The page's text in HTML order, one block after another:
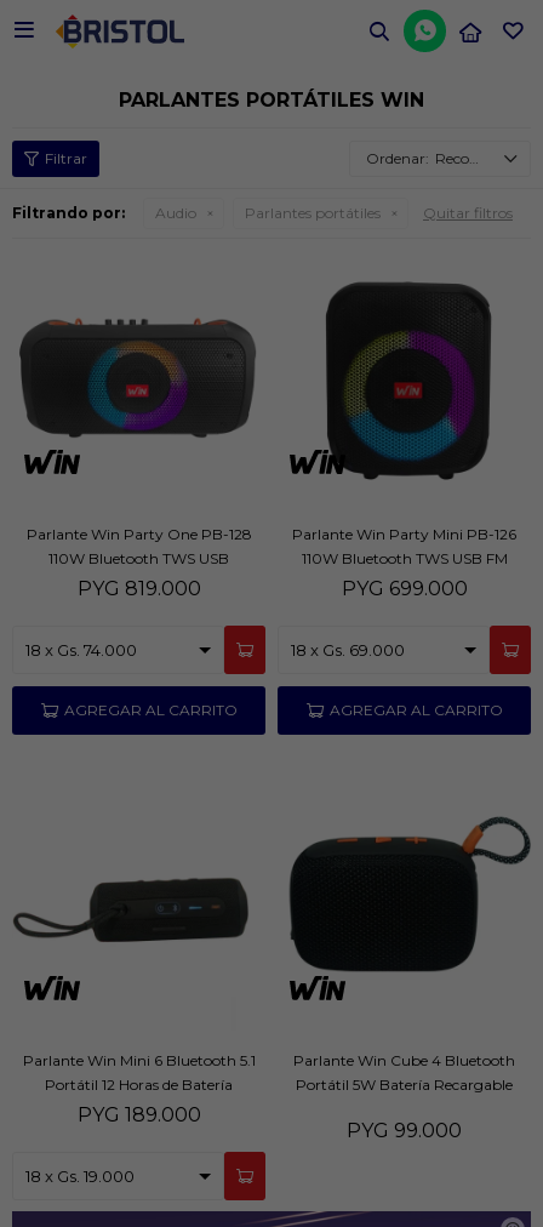


PARLANTES PORTÁTILES WIN
Recomendados
Filtrando por: Audio Parlantes portátiles Quitar filtros
Parlante Win Party One PB-128
110W Bluetooth TWS USB
PYG 819.000
Parlante Win Party Mini PB-126
110W Bluetooth TWS USB FM
PYG 699.000
Parlante Win Mini 6 Bluetooth 5.1
Portátil 12 Horas de Batería
PYG 189.000
Parlante Win Cube 4 Bluetooth
Portátil 5W Batería Recargable
PYG 99.000